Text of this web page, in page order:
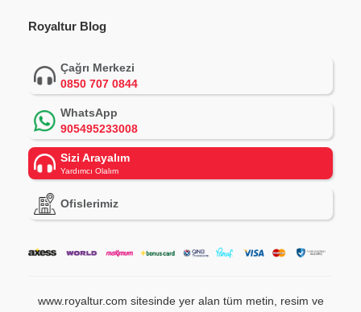
Royaltur Blog
Çağrı Merkezi
0850 707 0844
WhatsApp
905495233008
Sizi Arayalım
Yardımcı Olalım
Ofislerimiz
www.royaltur.com sitesinde yer alan tüm metin, resim ve